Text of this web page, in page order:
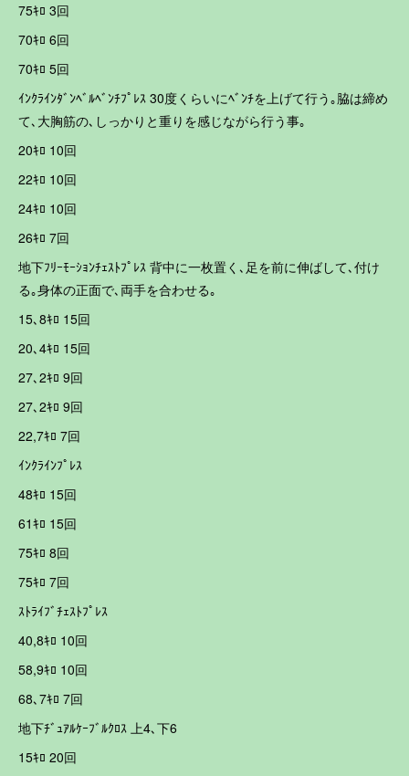
75ｷﾛ 3回
70ｷﾛ 6回
70ｷﾛ 5回
ｲﾝｸﾗｲﾝﾀﾞﾝﾍﾞﾙﾍﾞﾝﾁﾌﾟﾚｽ 30度くらいにﾍﾞﾝﾁを上げて行う｡脇は締め
て､大胸筋の､しっかりと重りを感じながら行う事｡
20ｷﾛ 10回
22ｷﾛ 10回
24ｷﾛ 10回
26ｷﾛ 7回
地下ﾌﾘｰﾓｰｼｮﾝﾁｪｽﾄﾌﾟﾚｽ 背中に一枚置く､足を前に伸ばして､付け
る｡身体の正面で､両手を合わせる｡
15､8ｷﾛ 15回
20､4ｷﾛ 15回
27､2ｷﾛ 9回
27､2ｷﾛ 9回
22,7ｷﾛ 7回
ｲﾝｸﾗｲﾝﾌﾟﾚｽ
48ｷﾛ 15回
61ｷﾛ 15回
75ｷﾛ 8回
75ｷﾛ 7回
ｽﾄﾗｲﾌﾞﾁｪｽﾄﾌﾟﾚｽ
40,8ｷﾛ 10回
58,9ｷﾛ 10回
68､7ｷﾛ 7回
地下ﾁﾞｭｱﾙｹｰﾌﾞﾙｸﾛｽ 上4､下6
15ｷﾛ 20回